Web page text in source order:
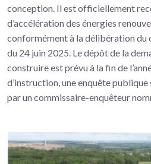
conception. Il est officiellement
d’accélération des énergies
conformément à la délibération du
du 24 juin 2025. Le dépôt de la
construire est prévu à la fin de
d’instruction, une enquête
par un commissaire-enquêteur